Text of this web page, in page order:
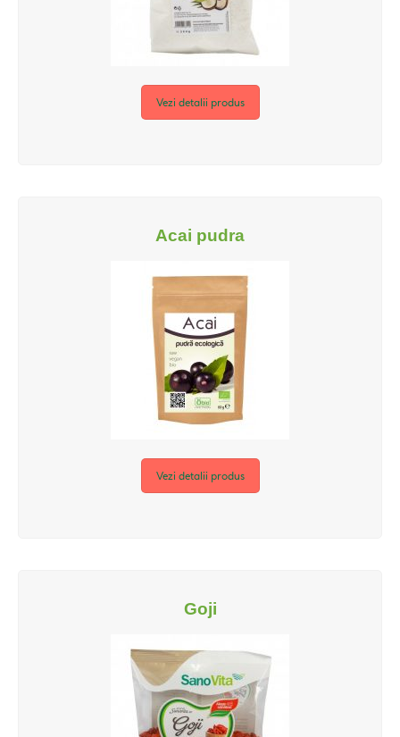
Vezi detalii produs
Acai pudra
Vezi detalii produs
Goji